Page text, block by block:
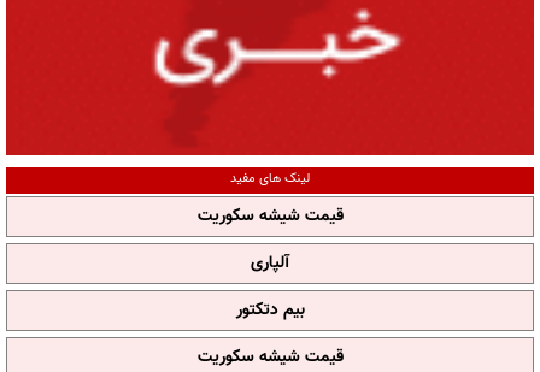
لینک های مفید
قیمت شیشه سکوریت
آلپاری
بیم دتکتور
قیمت شیشه سکوریت